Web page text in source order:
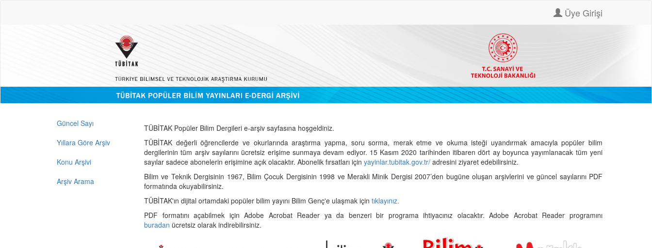
Üye Girişi
Güncel Sayı
Yıllara Göre Arşiv
Konu Arşivi
Arşiv Arama
TÜBİTAK Popüler Bilim Dergileri e-arşiv sayfasına hoşgeldiniz.
TÜBİTAK değerli öğrencilerde ve okurlarında araştırma yapma, soru sorma, merak etme ve okuma isteği uyandırmak amacıyla popüler bilim
dergilerinin tüm arşiv sayılarını ücretsiz erişime sunmaya devam ediyor. 15 Kasım 2020 tarihinden itibaren dört ay boyunca yayımlanacak tüm yeni
sayılar sadece abonelerin erişimine açık olacaktır. Abonelik fırsatları için yayinlar.tubitak.gov.tr/ adresini ziyaret edebilirsiniz.
Bilim ve Teknik Dergisinin 1967, Bilim Çocuk Dergisinin 1998 ve Merakli Minik Dergisi 2007’den bugüne oluşan arşivlerini ve güncel sayılarını PDF
formatında okuyabilirsiniz.
TÜBİTAK'ın dijital ortamdaki popüler bilim yayını Bilim Genç'e ulaşmak için tıklayınız.
PDF formatını açabilmek için Adobe Acrobat Reader ya da benzeri bir programa ihtiyacınız olacaktır. Adobe Acrobat Reader programını
buradan ücretsiz olarak indirebilirsiniz.